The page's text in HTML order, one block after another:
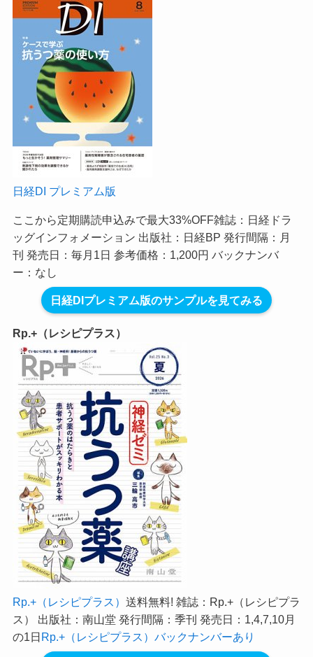
日経DI プレミアム版
ここから定期購読申込みで最大33%OFF雑誌：日経ドラ
ッグインフォメーション 出版社：日経BP 発行間隔：月
刊 発売日：毎月1日 参考価格：1,200円 バックナンバ
ー：なし
日経DIプレミアム版のサンプルを見てみる
Rp.+（レシピプラス）
Rp.+（レシピプラス） 送料無料! 雑誌：Rp.+（レシピプラ
ス） 出版社：南山堂 発行間隔：季刊 発売日：1,4,7,10月
の1日Rp.+（レシピプラス）バックナンバーあり